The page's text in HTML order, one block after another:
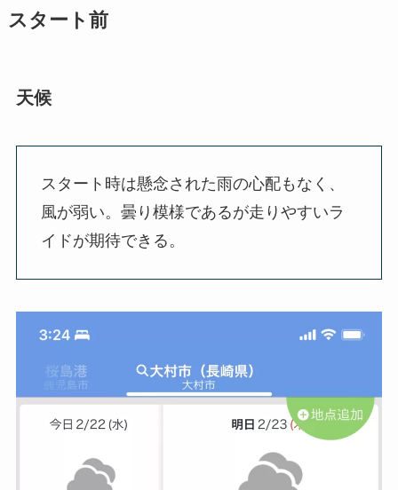
スタート前
天候
スタート時は懸念された雨の心配もなく、
風が弱い。曇り模様であるが走りやすいラ
イドが期待できる。